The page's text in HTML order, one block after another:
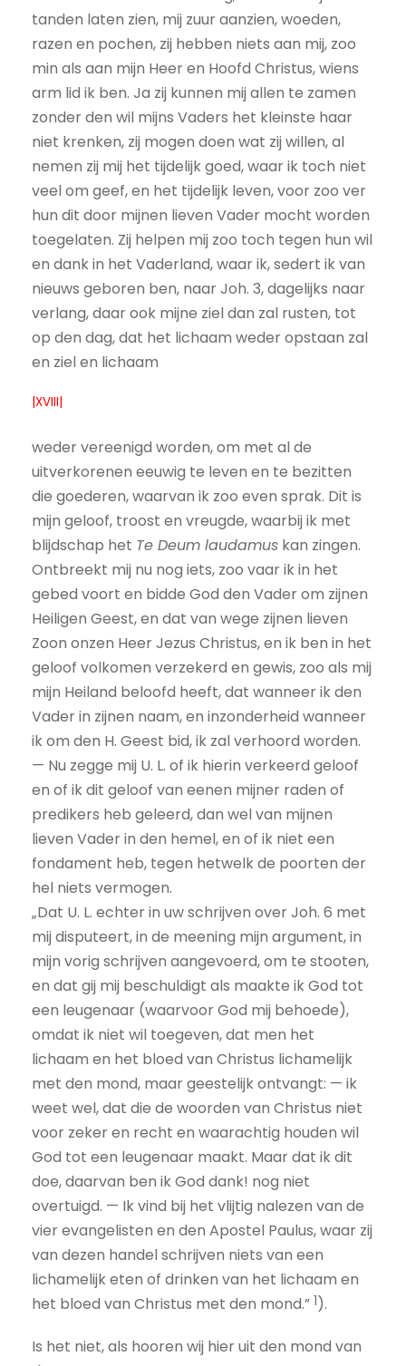
tanden laten zien, mij zuur aanzien, woeden,
razen en pochen, zij hebben niets aan mij, zoo
min als aan mijn Heer en Hoofd Christus, wiens
arm lid ik ben. Ja zij kunnen mij allen te zamen
zonder den wil mijns Vaders het kleinste haar
niet krenken, zij mogen doen wat zij willen, al
nemen zij mij het tijdelijk goed, waar ik toch niet
veel om geef, en het tijdelijk leven, voor zoo ver
hun dit door mijnen lieven Vader mocht worden
toegelaten. Zij helpen mij zoo toch tegen hun wil
en dank in het Vaderland, waar ik, sedert ik van
nieuws geboren ben, naar Joh. 3, dagelijks naar
verlang, daar ook mijne ziel dan zal rusten, tot
op den dag, dat het lichaam weder opstaan zal
en ziel en lichaam
|XVIII|
weder vereenigd worden, om met al de
uitverkorenen eeuwig te leven en te bezitten
die goederen, waarvan ik zoo even sprak. Dit is
mijn geloof, troost en vreugde, waarbij ik met
blijdschap het Te Deum laudamus kan zingen.
Ontbreekt mij nu nog iets, zoo vaar ik in het
gebed voort en bidde God den Vader om zijnen
Heiligen Geest, en dat van wege zijnen lieven
Zoon onzen Heer Jezus Christus, en ik ben in het
geloof volkomen verzekerd en gewis, zoo als mij
mijn Heiland beloofd heeft, dat wanneer ik den
Vader in zijnen naam, en inzonderheid wanneer
ik om den H. Geest bid, ik zal verhoord worden.
— Nu zegge mij U. L. of ik hierin verkeerd geloof
en of ik dit geloof van eenen mijner raden of
predikers heb geleerd, dan wel van mijnen
lieven Vader in den hemel, en of ik niet een
fondament heb, tegen hetwelk de poorten der
hel niets vermogen.
„Dat U. L. echter in uw schrijven over Joh. 6 met
mij disputeert, in de meening mijn argument, in
mijn vorig schrijven aangevoerd, om te stooten,
en dat gij mij beschuldigt als maakte ik God tot
een leugenaar (waarvoor God mij behoede),
omdat ik niet wil toegeven, dat men het
lichaam en het bloed van Christus lichamelijk
met den mond, maar geestelijk ontvangt: — ik
weet wel, dat die de woorden van Christus niet
voor zeker en recht en waarachtig houden wil
God tot een leugenaar maakt. Maar dat ik dit
doe, daarvan ben ik God dank! nog niet
overtuigd. — Ik vind bij het vlijtig nalezen van de
vier evangelisten en den Apostel Paulus, waar zij
van dezen handel schrijven niets van een
lichamelijk eten of drinken van het lichaam en
het bloed van Christus met den mond.” 1).
Is het niet, als hooren wij hier uit den mond van